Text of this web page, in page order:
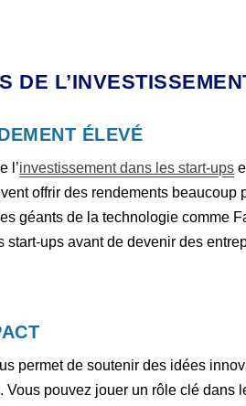
DE
ÉLEVÉ
l’investissement dans les start-ups
offrir des rendements
géants de la technologie comme
start-ups avant de devenir des
permet de soutenir des idées
Vous pouvez jouer un rôle clé dans